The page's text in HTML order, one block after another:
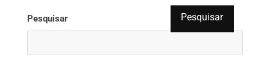
Pesquisar Pesquisar